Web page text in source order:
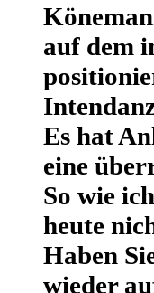
auf dem
Es hat
eine
So wie
heute
Haben
wieder